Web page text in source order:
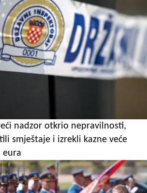
nadzor otkrio nepravilnosti,
smještaje i izrekli kazne veće
eura